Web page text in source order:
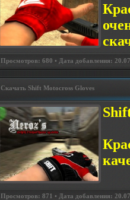
Просмотров: 680 • Дата добавления:
Скачать Shift Motocross Gloves
Просмотров: 871 • Дата добавления: